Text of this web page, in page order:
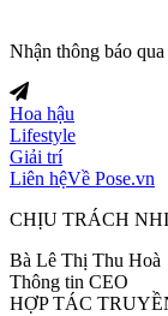
Nhận thông báo qua
Hoa hậu
Lifestyle
Giải trí
Liên hệVề Pose.vn
CHỊU TRÁCH
Bà Lê Thị Thu Hoà
Thông tin CEO
HỢP TÁC